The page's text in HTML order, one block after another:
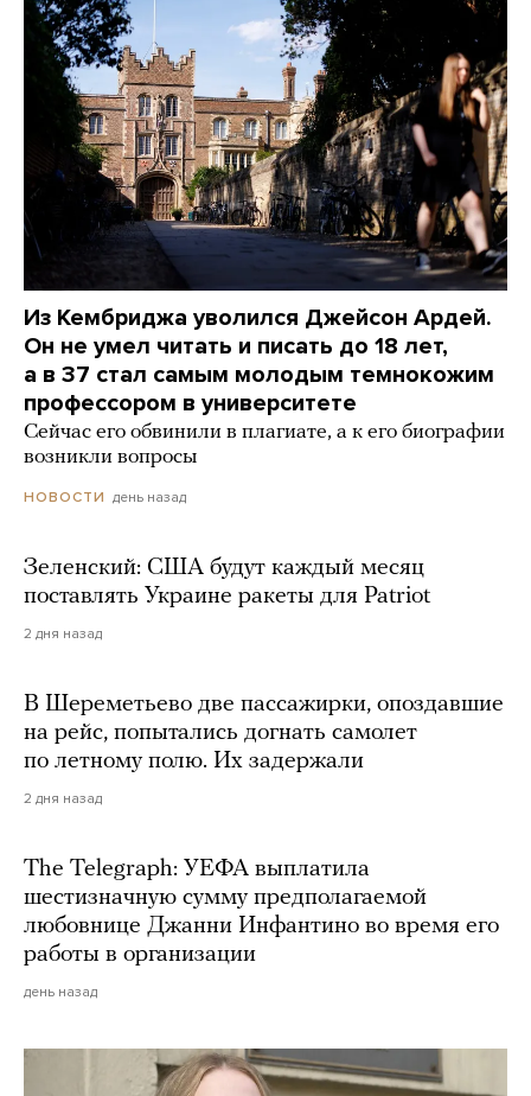
Из Кембриджа уволился Джейсон Ардей.
Он не умел читать и писать до 18 лет,
а в 37 стал самым молодым темнокожим
профессором в университете
Сейчас его обвинили в плагиате, а к его биографии
возникли вопросы
НОВОСТИ день назад
Зеленский: США будут каждый месяц
поставлять Украине ракеты для Patriot
2 дня назад
В Шереметьево две пассажирки, опоздавшие
на рейс, попытались догнать самолет
по летному полю. Их задержали
2 дня назад
The Telegraph: УЕФА выплатила
шестизначную сумму предполагаемой
любовнице Джанни Инфантино во время его
работы в организации
день назад